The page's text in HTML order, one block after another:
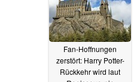
Fan-Hoffnungen
zerstört: Harry Potter-
Rückkehr wird laut